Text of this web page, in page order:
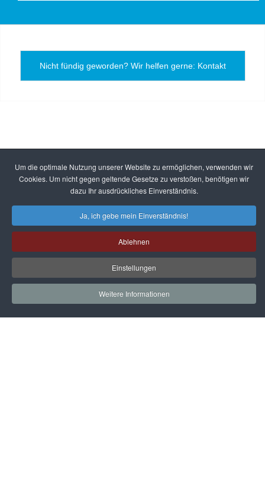
Nicht fündig geworden? Wir helfen gerne: Kontakt
Um die optimale Nutzung unserer Website zu ermöglichen, verwenden wir
Cookies. Um nicht gegen geltende Gesetze zu verstoßen, benötigen wir
dazu Ihr ausdrückliches Einverständnis.
Ja, ich gebe mein Einverständnis!
Ablehnen
Einstellungen
Weitere Informationen